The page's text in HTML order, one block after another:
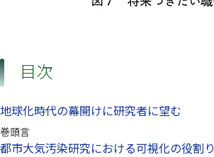
目次
地球化時代の幕開けに研究者に望む
巻頭言
都市大気汚染研究における可視化の役割り